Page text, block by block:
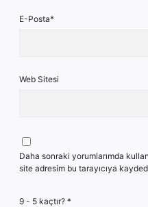
E-Posta*
Web Sitesi
Daha sonraki yorumlarımda
site adresim bu tarayıcıya
9 - 5 kaçtır? *